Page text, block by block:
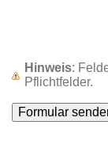
Hinweis :
Pflichtfelder.